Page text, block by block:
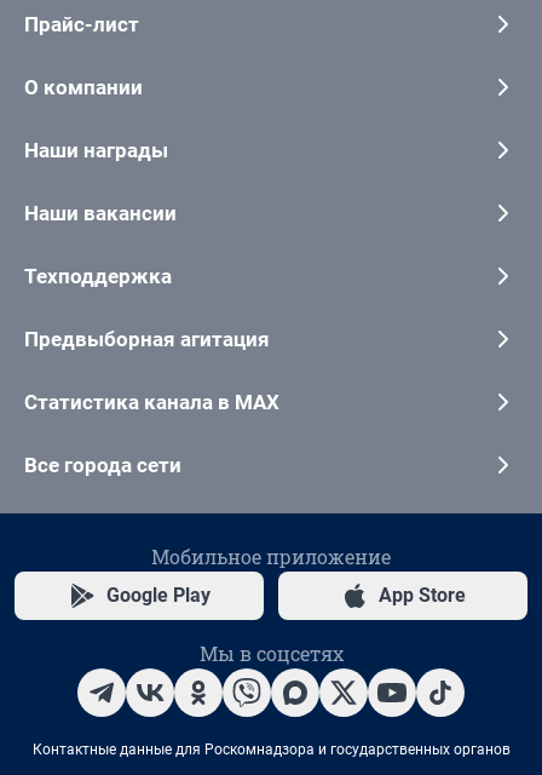
Прайс-лист
О компании
Наши награды
Наши вакансии
Техподдержка
Предвыборная агитация
Статистика канала в MAX
Все города сети
Мобильное приложение
Google Play App Store
Мы в соцсетях
Контактные данные для Роскомнадзора и государственных органов